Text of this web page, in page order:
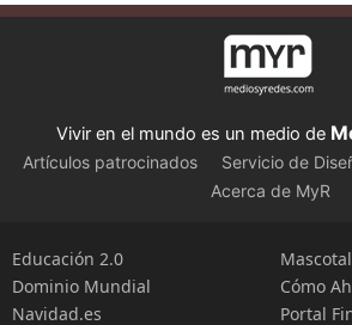
Vivir en el mundo es un medio de
Artículos patrocinados Servicio de
Acerca de MyR
Educación 2.0
Dominio Mundial
Navidad.es
Cómo
Portal